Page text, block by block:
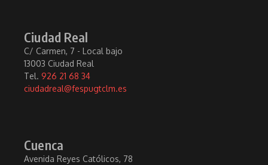
Ciudad Real
C/ Carmen, 7 - Local bajo
13003 Ciudad Real
Tel. 926 21 68 34
ciudadreal@fespugtclm.es
Cuenca
Avenida Reyes Católicos, 78